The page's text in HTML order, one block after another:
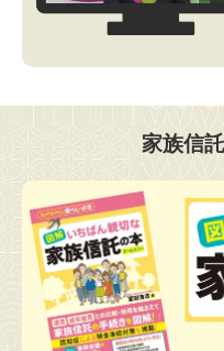
家族信